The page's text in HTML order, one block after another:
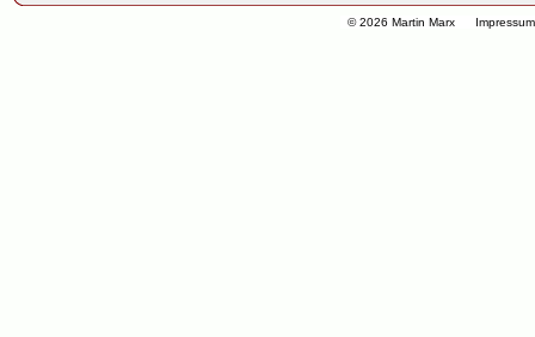
© 2026 Martin Marx